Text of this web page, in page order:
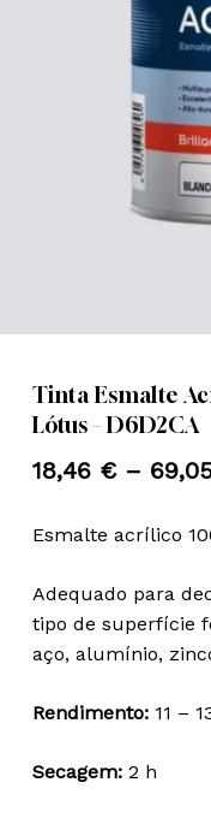
Tinta Esmalte
Lótus – D6D2CA
18,46 € –
Esmalte acrílico
Adequado para
tipo de superfície
aço, alumínio,
Rendimento:11 –
Secagem:2 h
Email